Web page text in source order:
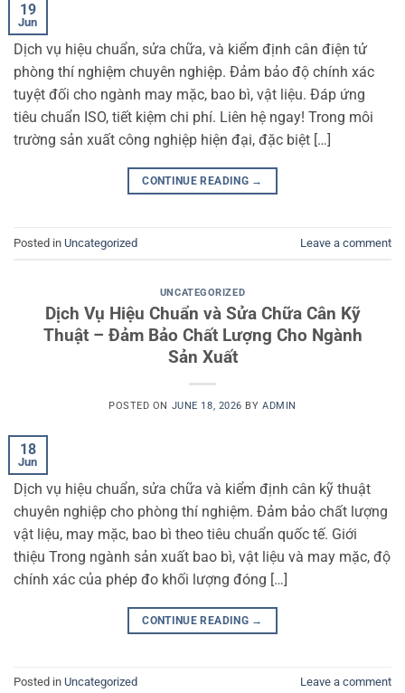
19
Jun
Dịch vụ hiệu chuẩn, sửa chữa, và kiểm định cân điện tử
phòng thí nghiệm chuyên nghiệp. Đảm bảo độ chính xác
tuyệt đối cho ngành may mặc, bao bì, vật liệu. Đáp ứng
tiêu chuẩn ISO, tiết kiệm chi phí. Liên hệ ngay! Trong môi
trường sản xuất công nghiệp hiện đại, đặc biệt […]
CONTINUE READING →
Posted in Uncategorized Leave a comment
UNCATEGORIZED
Dịch Vụ Hiệu Chuẩn và Sửa Chữa Cân Kỹ
Thuật – Đảm Bảo Chất Lượng Cho Ngành
Sản Xuất
POSTED ON JUNE 18, 2026 BYADMIN
18
Jun
Dịch vụ hiệu chuẩn, sửa chữa và kiểm định cân kỹ thuật
chuyên nghiệp cho phòng thí nghiệm. Đảm bảo chất lượng
vật liệu, may mặc, bao bì theo tiêu chuẩn quốc tế. Giới
thiệu Trong ngành sản xuất bao bì, vật liệu và may mặc, độ
chính xác của phép đo khối lượng đóng […]
CONTINUE READING →
Posted in Uncategorized Leave a comment